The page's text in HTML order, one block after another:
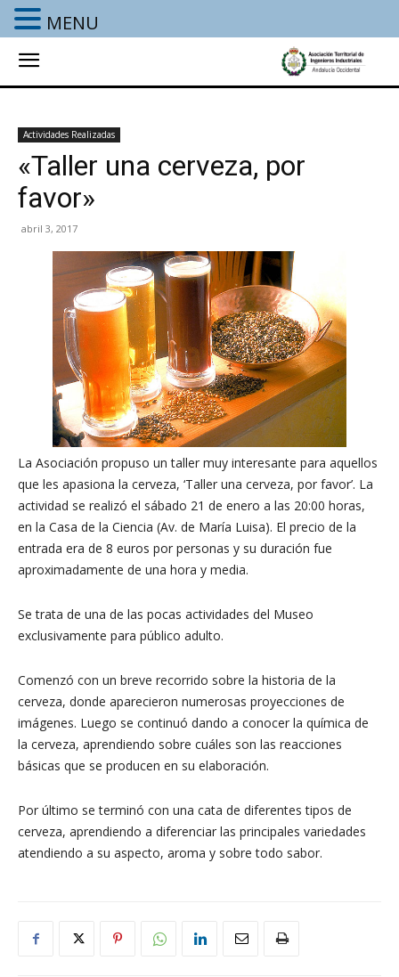
Actividades Realizadas
«Taller una cerveza, por
favor»
abril 3, 2017
La Asociación propuso un taller muy interesante para aquellos
que les apasiona la cerveza, ‘Taller una cerveza, por favor’. La
actividad se realizó el sábado 21 de enero a las 20:00 horas,
en la Casa de la Ciencia (Av. de María Luisa). El precio de la
entrada era de 8 euros por personas y su duración fue
aproximadamente de una hora y media.
Se trata de una de las pocas actividades del Museo
exclusivamente para público adulto.
Comenzó con un breve recorrido sobre la historia de la
cerveza, donde aparecieron numerosas proyecciones de
imágenes. Luego se continuó dando a conocer la química de
la cerveza, aprendiendo sobre cuáles son las reacciones
básicas que se producen en su elaboración.
Por último se terminó con una cata de diferentes tipos de
cerveza, aprendiendo a diferenciar las principales variedades
atendiendo a su aspecto, aroma y sobre todo sabor.
MENU